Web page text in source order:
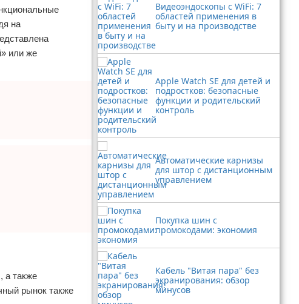
на
или же
а также
рынок также
Видеоэндоскопы с WiFi: 7
областей применения в
быту и на производстве
Apple Watch SE для детей и
подростков: безопасные
функции и родительский
контроль
Автоматические карнизы
для штор с дистанционным
управлением
Покупка шин с
промокодами: экономия
Кабель "Витая пара" без
экранирования: обзор
минусов